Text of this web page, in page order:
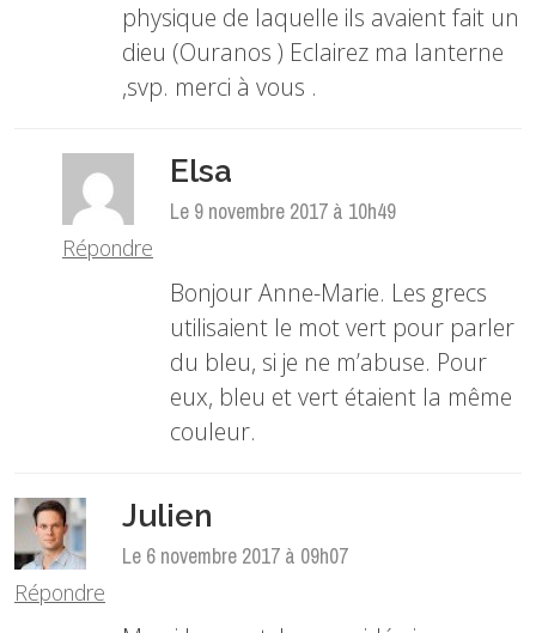
physique de laquelle ils avaient fait un
dieu (Ouranos ) Eclairez ma lanterne
,svp. merci à vous .
Elsa
Le 9 novembre 2017 à 10h49
Répondre
Bonjour Anne-Marie. Les grecs
utilisaient le mot vert pour parler
du bleu, si je ne m’abuse. Pour
eux, bleu et vert étaient la même
couleur.
Julien
Le 6 novembre 2017 à 09h07
Répondre